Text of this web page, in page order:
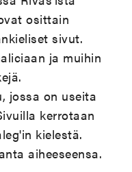
osittain
sivut.
ja muihin
jossa on useita
kerrotaan
kielestä.
aiheeseensa.